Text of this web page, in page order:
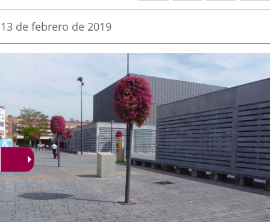
aplicación
externa.
aplicación
externa.
Fecha
la
13 de febrero de 2019